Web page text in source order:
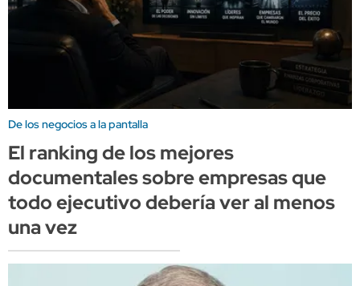
De los negocios a la pantalla
El ranking de los mejores
documentales sobre empresas que
todo ejecutivo debería ver al menos
una vez